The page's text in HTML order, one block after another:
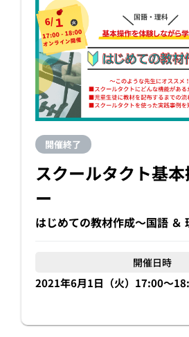
開催終了
スクールタクト基
ー
はじめての教材作成〜国語 ＆
開催日時
2021年6月1日（火）17:00〜